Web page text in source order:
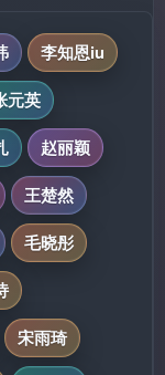
李知恩iu
元英
赵丽颖
王楚然
毛晓彤
宋雨琦